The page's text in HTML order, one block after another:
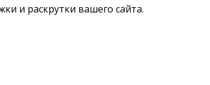
и раскрутки вашего сайта.